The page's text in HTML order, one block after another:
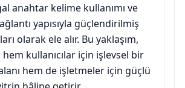
anahtar kelime kullanımı ve
yapısıyla güçlendirilmiş
olarak ele alır. Bu yaklaşım,
kullanıcılar için işlevsel bir
hem de işletmeler için güçlü